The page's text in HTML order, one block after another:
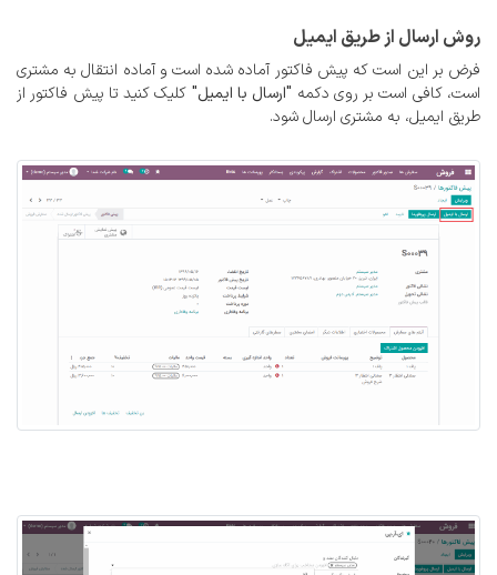
روش ارسال از طریق ایمیل
فرض بر این است که پیش فاکتور آماده شده است و آماده انتقال به مشتری
است، کافی است بر روی دکمه "ارسال با ایمیل" کلیک کنید تا پیش فاکتور از
طریق ایمیل، به مشتری ارسال شود.